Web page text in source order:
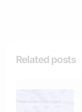
Related posts